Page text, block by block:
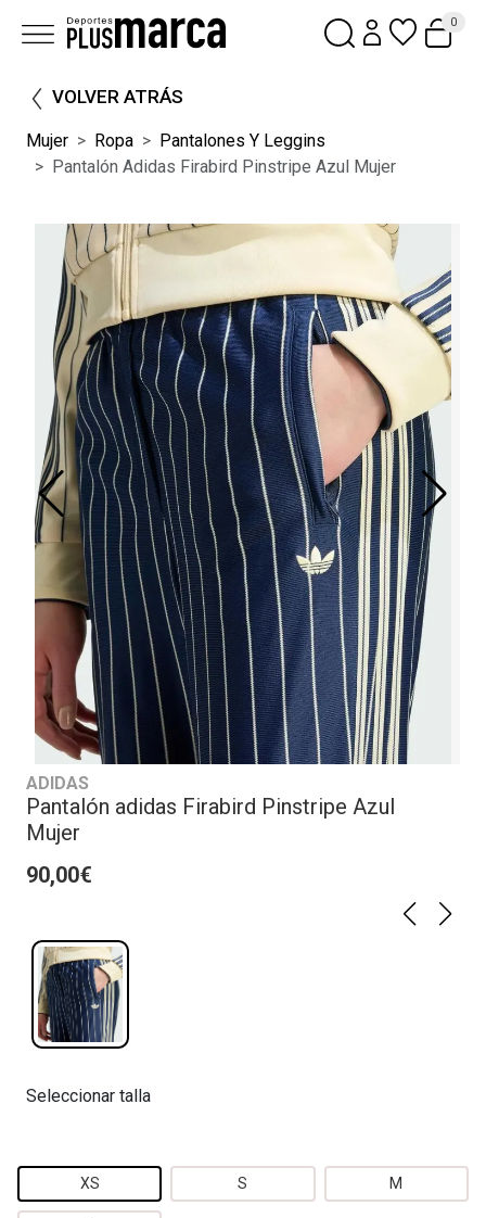
0
VOLVER ATRÁS
Mujer Ropa
Pantalones Y Leggins
Pantalón Adidas Firabird Pinstripe Azul Mujer
ADIDAS
Pantalón adidas Firabird Pinstripe Azul
Mujer
90,00€
Seleccionar talla
XS S M